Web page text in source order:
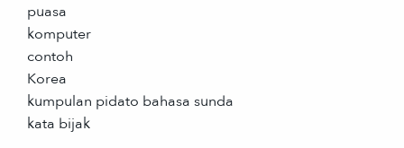
puasa
komputer
contoh
Korea
kumpulan pidato bahasa sunda
kata bijak